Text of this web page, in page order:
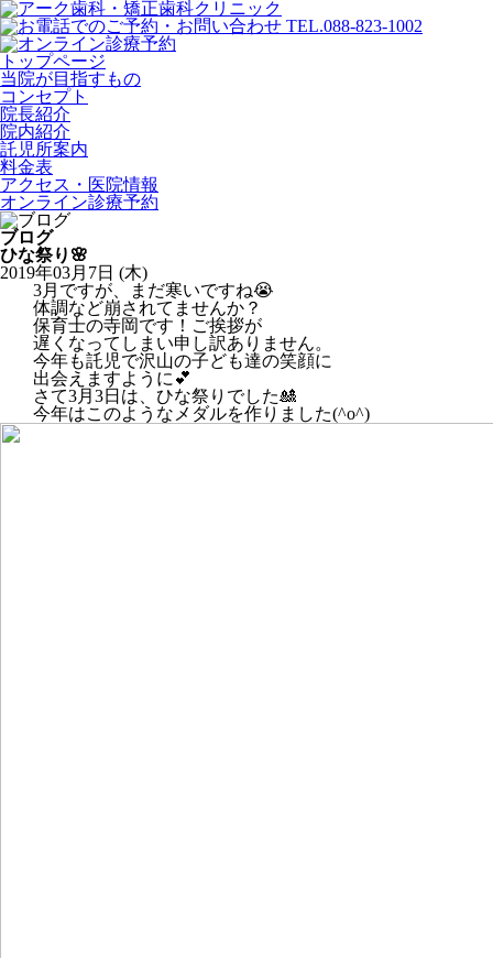
トップページ
当院が目指すもの
コンセプト
院長紹介
院内紹介
託児所案内
料金表
アクセス・医院情報
オンライン診療予約
ブログ
ひな祭り🌸
2019年03月7日 (木)
3月ですが、まだ寒いですね😭
体調など崩されてませんか？
保育士の寺岡です！ご挨拶が
遅くなってしまい申し訳ありません。
今年も託児で沢山の子ども達の笑顔に
出会えますように💕
さて3月3日は、ひな祭りでした🎎
今年はこのようなメダルを作りました(^o^)